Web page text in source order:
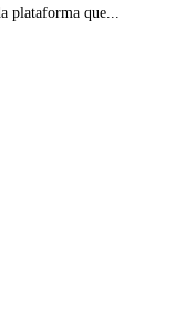
plataforma que...